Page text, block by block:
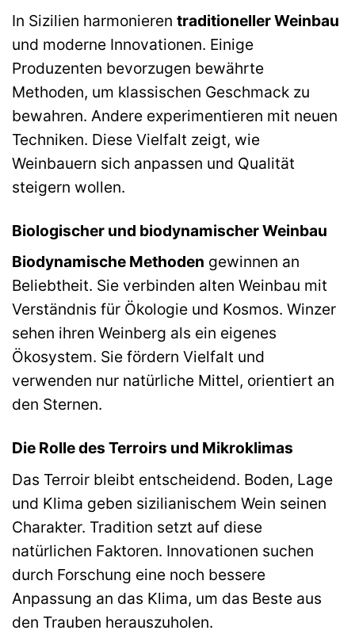
In Sizilien harmonieren traditioneller Weinbau
und moderne Innovationen. Einige
Produzenten bevorzugen bewährte
Methoden, um klassischen Geschmack zu
bewahren. Andere experimentieren mit neuen
Techniken. Diese Vielfalt zeigt, wie
Weinbauern sich anpassen und Qualität
steigern wollen.
Biologischer und biodynamischer Weinbau
Biodynamische Methoden gewinnen an
Beliebtheit. Sie verbinden alten Weinbau mit
Verständnis für Ökologie und Kosmos. Winzer
sehen ihren Weinberg als ein eigenes
Ökosystem. Sie fördern Vielfalt und
verwenden nur natürliche Mittel, orientiert an
den Sternen.
Die Rolle des Terroirs und Mikroklimas
Das Terroir bleibt entscheidend. Boden, Lage
und Klima geben sizilianischem Wein seinen
Charakter. Tradition setzt auf diese
natürlichen Faktoren. Innovationen suchen
durch Forschung eine noch bessere
Anpassung an das Klima, um das Beste aus
den Trauben herauszuholen.